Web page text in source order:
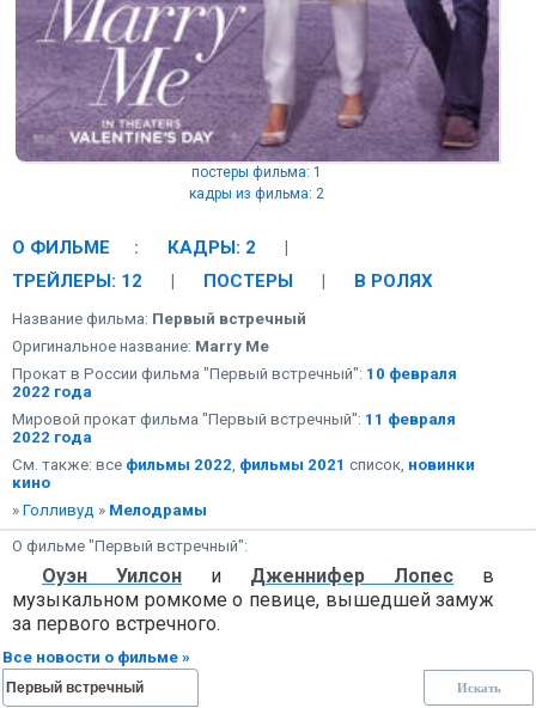
постеры фильма: 1
кадры из фильма: 2
О ФИЛЬМЕ : КАДРЫ: 2
ТРЕЙЛЕРЫ: 12
ПОСТЕРЫ В РОЛЯХ
Название фильма: Первый встречный
Оригинальное название: Marry Me
Прокат в России фильма "Первый встречный": 10 февраля
2022 года
Мировой прокат фильма "Первый встречный": 11 февраля
2022 года
См. также: все фильмы 2022, фильмы 2021 список, новинки
кино
» Голливуд » Мелодрамы
О фильме "Первый встречный":
Оуэн Уилсон и Дженнифер Лопес в
музыкальном ромкоме о певице, вышедшей замуж
за первого встречного.
Все новости о фильме »